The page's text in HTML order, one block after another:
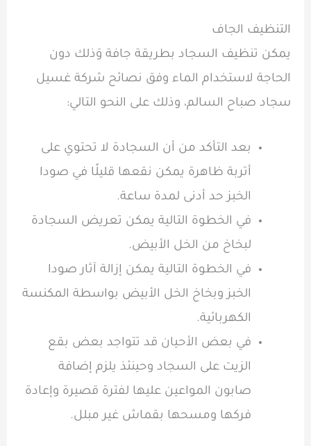
التنظيف الجاف
يمكن تنظيف السجاد بطريقة جافة وَذلك دون
الحاجة لاستخدام الماء وفق نصائح شركة غسيل
سجاد صباح السالم، وذلك على النحو التالي:
بعد التأكد من أن السجادة لا تحتوي على
أتربة ظاهرة يمكن نقعها قليلًا في صودا
الخبز حد أدنى لمدة ساعة.
في الخطوة التالية يمكن تعريض السجادة
لبخاخ من الخل الأبيض.
في الخطوة التالية يمكن إزالة آثار صودا
الخبز وبخاخ الخل الأبيض بواسطة المكنسة
الكهربائية.
في بعض الأحيان قد تتواجد بعض بقع
الزيت على السجاد وحينئذ يلزم إضافة
صابون المواعين عليها لفترة قصيرة وإعادة
فركها ومسحها بقماش غير مبلل.